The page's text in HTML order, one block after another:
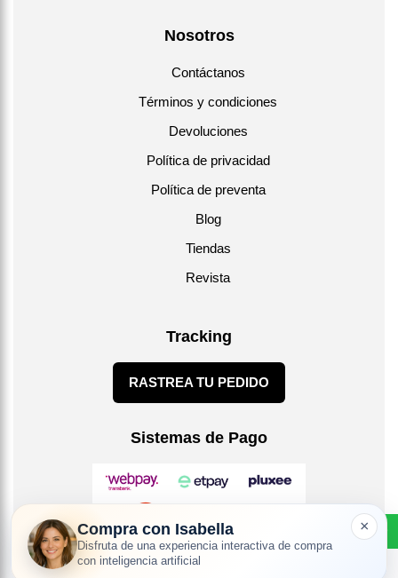
Nosotros
Contáctanos
Términos y condiciones
Devoluciones
Política de privacidad
Política de preventa
Blog
Tiendas
Revista
Tracking
RASTREA TU PEDIDO
Sistemas de Pago